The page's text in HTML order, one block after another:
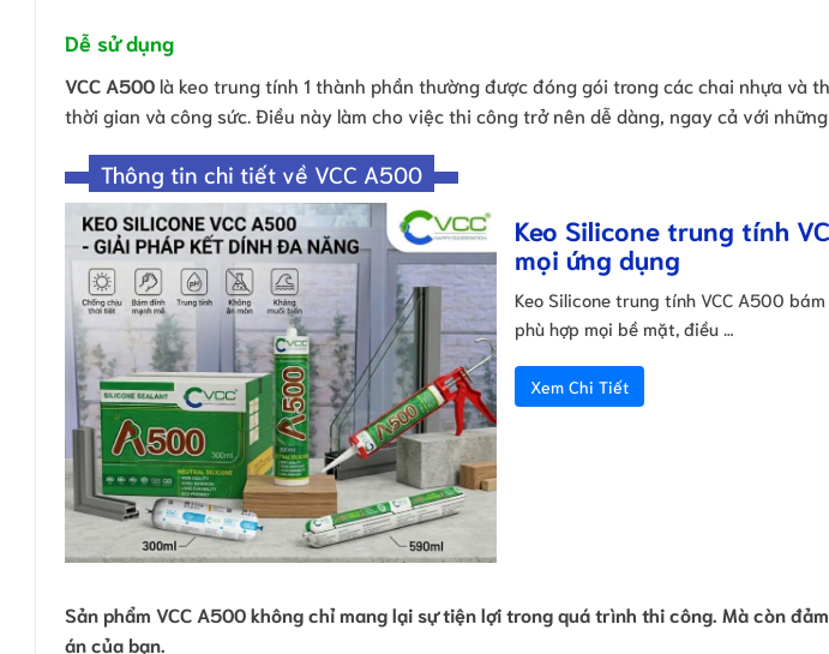
Dễ sử dụng
VCC A500là keo trung tính 1 thành phần thường được đóng gói trong các chai nhựa và
thời gian và công sức. Điều này làm cho việc thi công trở nên dễ dàng, ngay cả với
Thông tin chi tiết về VCC A500
Keo Silicone trung tính
mọi ứng dụng
Keo Silicone trung tính VCC A500
phù hợp mọi bề mặt, điều …
Xem Chi Tiết
Sản phẩm VCC A500không chỉ mang lại sự tiện lợi trong quá trình thi công. Mà còn
án của bạn.